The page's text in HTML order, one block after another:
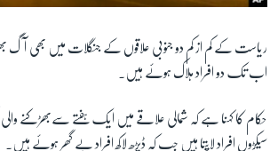
ریاست کے کم از کم دو جنوبی علاقوں کے جنگلات میں بھی
اب تک دو افراد ہلاک ہوئے ہیں۔
حکام کا کہنا ہے کہ شمالی علاقے میں ایک ہفتے سےبھڑکنے
سیکڑوں افراد لاپتا ہیں جب کہ ڈیڑھ لاکھ افراد بے گھر ہوئے ہیں۔